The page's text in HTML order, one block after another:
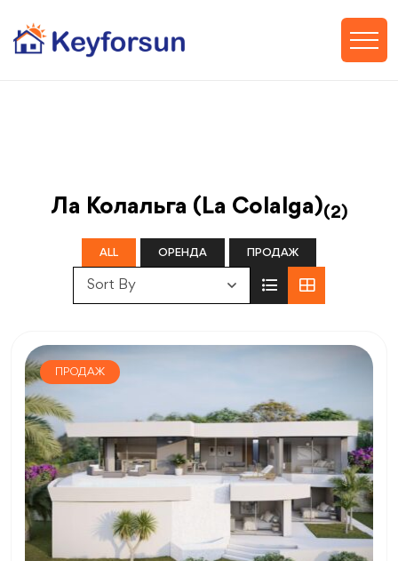
Ла Колальга (La Colalga)(2)
ALL ОРЕНДА ПРОДАЖ
Sort By
ПРОДАЖ